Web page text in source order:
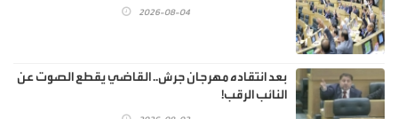
2026-08-04
بعد انتقاده مهرجان جرش.. القاضي يقطع الصوت عن
النائب الرقب!